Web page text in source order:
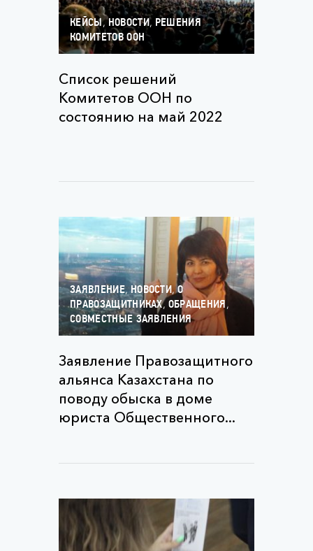
КЕЙСЫ,НОВОСТИ, РЕШЕНИЯ
КОМИТЕТОВ ООН
Список решений
Комитетов ООН по
состоянию на май 2022
ЗАЯВЛЕНИЕ,НОВОСТИ,О
ПРАВОЗАЩИТНИКАХ, ОБРАЩЕНИЯ,
СОВМЕСТНЫЕ ЗАЯВЛЕНИЯ
Заявление Правозащитного
альянса Казахстана по
поводу обыска в доме
юриста Общественного...